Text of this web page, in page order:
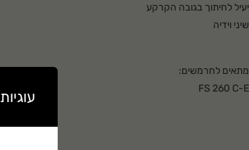
יעיל לחיתוך בגובה הקרקע
שיני וידיה
מתאים לחרמשים:
FS 260 C-E
קרא עוד ▼
עוגיות